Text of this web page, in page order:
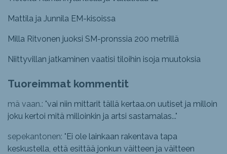
Mattila ja Junnila EM-kisoissa
Milla Ritvonen juoksi SM-pronssia 200 metrillä
Niittyvillan jatkaminen vaatisi tiloihin isoja muutoksia
Tuoreimmat kommentit
mä vaan.: "vai niin mittarit tällä kertaa.on uutiset ja milloin
joku kertoi mitä milloinkin ja artsi sastamalas..."
sepekantonen: "Ei ole lainkaan rakentava tapa
keskustella, että esittää jonkun väitteen ja väitteen